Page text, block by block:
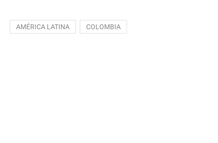
AMÉRICA LATINA COLOMBIA